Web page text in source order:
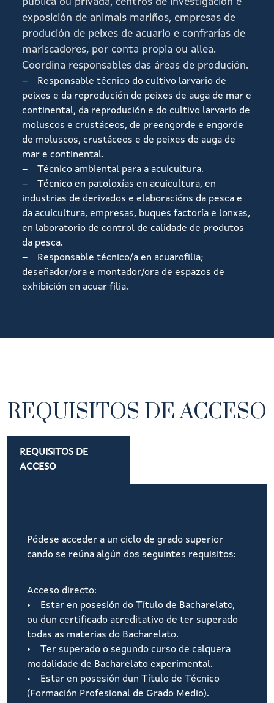
pública ou privada, centros de investigación e
exposición de animais mariños, empresas de
produción de peixes de acuario e confrarías de
mariscadores, por conta propia ou allea.
Coordina responsables das áreas de produción.
– Responsable técnico do cultivo larvario de
peixes e da reprodución de peixes de auga de mar e
continental, da reprodución e do cultivo larvario de
moluscos e crustáceos, de preengorde e engorde
de moluscos, crustáceos e de peixes de auga de
mar e continental.
– Técnico ambiental para a acuicultura.
– Técnico en patoloxías en acuicultura, en
industrias de derivados e elaboracións da pesca e
da acuicultura, empresas, buques factoría e lonxas,
en laboratorio de control de calidade de produtos
da pesca.
– Responsable técnico/a en acuarofilia;
deseñador/ora e montador/ora de espazos de
exhibición en acuar filia.
REQUISITOS DE ACCESO
REQUISITOS DE
ACCESO
Pódese acceder a un ciclo de grado superior
cando se reúna algún dos seguintes requisitos:
Acceso directo:
• Estar en posesión do Título de Bacharelato,
ou dun certificado acreditativo de ter superado
todas as materias do Bacharelato.
• Ter superado o segundo curso de calquera
modalidade de Bacharelato experimental.
• Estar en posesión dun Título de Técnico
(Formación Profesional de Grado Medio).